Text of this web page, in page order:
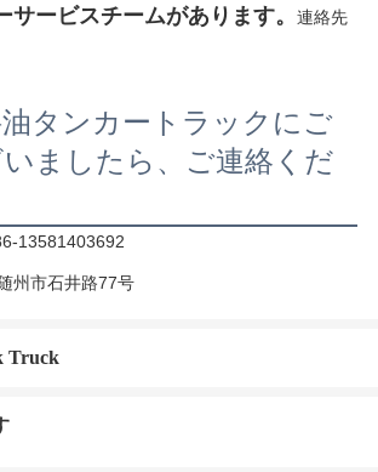
サービスチームがあります。
連絡先
タンカートラックにご
ましたら、ご連絡くだ
13581403692
州市石井路77号
Truck